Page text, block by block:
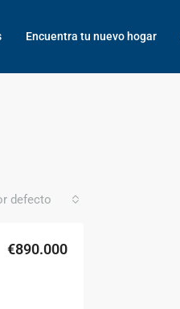
Encuentra tu nuevo hogar
defecto
€890.000